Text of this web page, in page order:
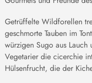
Getrüffelte Wildforellen
geschmorte Tauben im
würzigen Sugo aus
Vegetarier die cicerchie
Hülsenfrucht, die der